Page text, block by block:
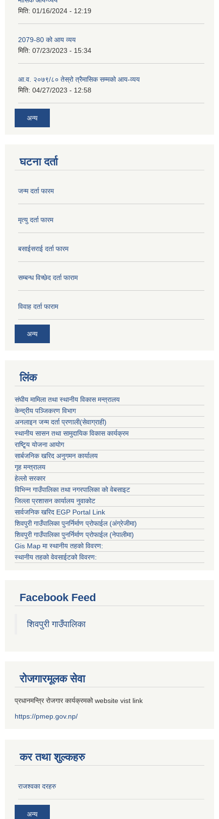
मिति: 01/16/2024 - 12:19
2079-80 को आय व्यय
मिति: 07/23/2023 - 15:34
आ.व. २०७९/८० तेस्रो त्रैमासिक सम्मको आय-व्यय
मिति: 04/27/2023 - 12:58
अन्य
घटना दर्ता
जन्म दर्ता फारम
मृत्यु दर्ता फारम
बसाईसराई दर्ता फारम
सम्बन्ध विच्छेद दर्ता फाराम
विवाह दर्ता फाराम
अन्य
लिंक
संघीय मामिला तथा स्थानीय विकास मन्त्रालय
केन्द्रीय पञ्जिकरण विभाग
अनलाइन जन्म दर्ता प्रणाली(सेवाग्राही)
स्थानीय सासन तथा सामुदायिक विकास कार्यक्रम
राष्टि्ृय योजना आयोग
सार्बजनिक खरिद अनुगमन कार्यालय
गृह मन्त्रालय
हेल्लो सरकार
विभिन्न गाउँपालिका तथा नगरपालिका को वेबसाइट
जिल्ला प्रशासन कार्यालय नुवाकोट
सार्वजनिक खरिद EGP Portal Link
शिवपुरी गाउँपालिका पुनर्निर्माण प्रोफाईल (अंग्रेजीमा)
शिवपुरी गाउँपालिका पुनर्निर्माण प्रोफाईल (नेपालीमा)
Gis Map मा स्थानीय तहको विवरण:
स्थानीय तहको वेवसाईटको विवरण:
Facebook Feed
शिवपुरी गाउँपालिका
रोजगारमूलक सेवा
प्रधानमन्त्रि रोजगार कार्यक्रमको website vist link
https://pmep.gov.np/
कर तथा शुल्कहरु
राजश्वका दरहरु
अन्य